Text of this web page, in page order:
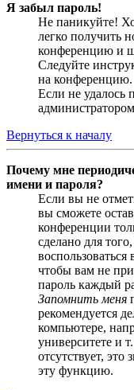
Я забыл пароль!
Не паникуйте!
легко получить
конференцию и
Следуйте
на конференцию.
Если не удалось
Вернуться к началу
Почему мне
имени и пароля?
Если вы не
вы сможете
конференции
сделано для
чтобы вам не
пароль каждый
Запомнить меня
рекомендуется
компьютере,
университете и
отсутствует,
эту функцию.